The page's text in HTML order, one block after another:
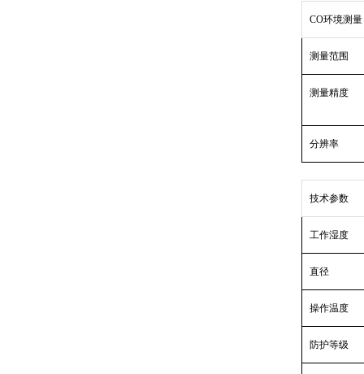
CO环境测量
测量范围
测量精度
分辨率
技术参数
工作湿度
直径
操作温度
防护等级